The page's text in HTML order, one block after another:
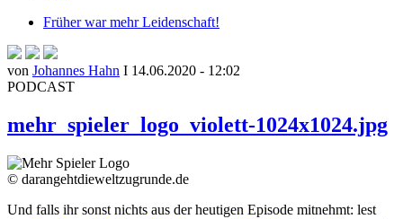
Früher war mehr Leidenschaft!
von Johannes Hahn I 14.06.2020 - 12:02
PODCAST
mehr_spieler_logo_violett-1024x1024.jpg
© darangehtdieweltzugrunde.de
Und falls ihr sonst nichts aus der heutigen Episode mitnehmt: lest